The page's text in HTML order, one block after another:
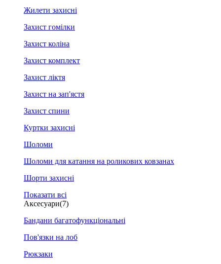
Жилети захисні
Захист гомілки
Захист коліна
Захист комплект
Захист ліктя
Захист на зап'ястя
Захист спини
Куртки захисні
Шоломи
Шоломи для катання на роликових ковзанах
Шорти захисні
Показати всі
Аксесуари(7)
Бандани багатофункціональні
Пов'язки на лоб
Рюкзаки